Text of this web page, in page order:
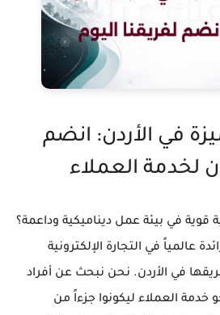
في الأردن: انضم
لخدمة العملاء
في بيئة عمل ديناميكية وداعمة؟
عالمياً في التجارة الإلكترونية
فريقها في الأردن. نحن نبحث عن أفراد
العملاء ليكونوا جزءاً من